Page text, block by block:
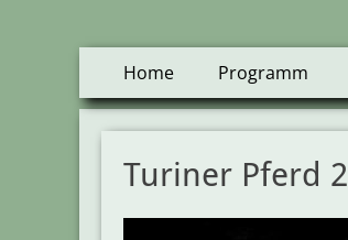
Primäres
Menü
Inhalt
springen
Home Programm
Turiner Pferd 2